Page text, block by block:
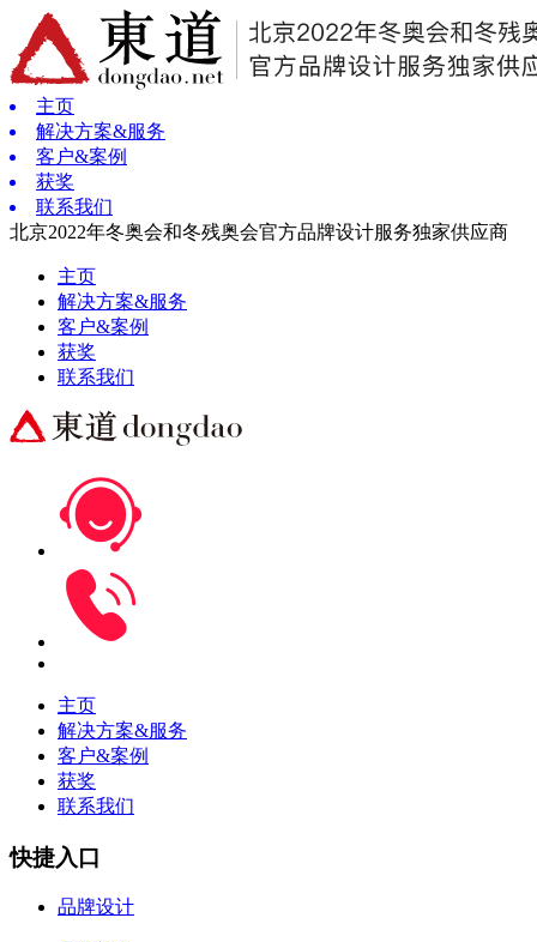
主页
解决方案&服务
客户&案例
获奖
联系我们
北京2022年冬奥会和冬残奥会官方品牌设计服务独家供应商
主页
解决方案&服务
客户&案例
获奖
联系我们
主页
解决方案&服务
客户&案例
获奖
联系我们
快捷入口
品牌设计